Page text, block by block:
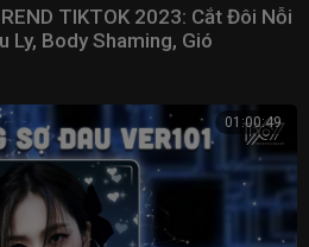
TIKTOK 2023: Cắt Đôi Nỗi
Ly, Body Shaming, Gió
01:00:49